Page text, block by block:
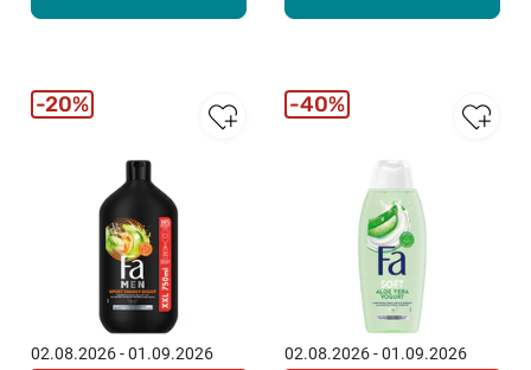
02.08.2026 - 01.09.2026
20%
02.08.2026 - 01.09.2026
40%